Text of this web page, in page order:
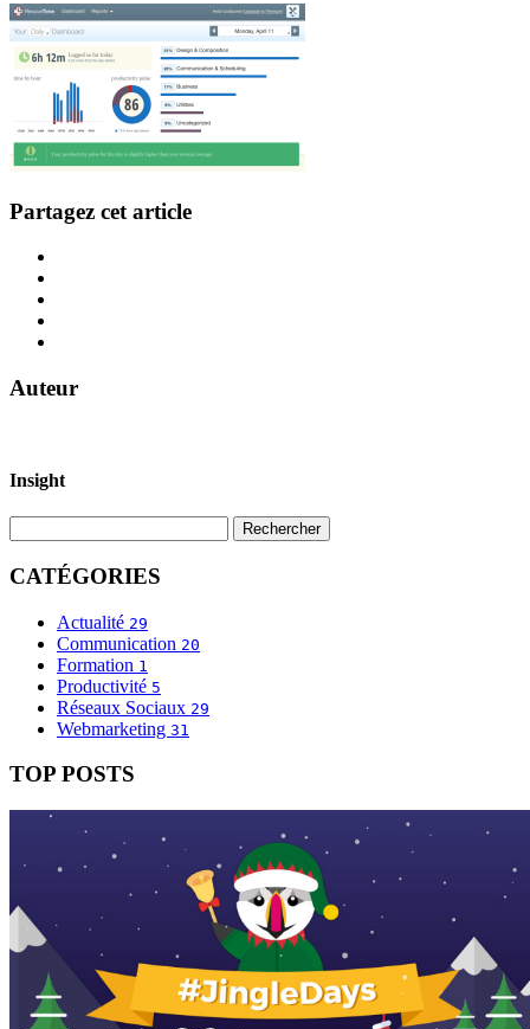
Partagez cet article
Auteur
Insight
CATÉGORIES
Actualité 29
Communication 20
Formation 1
Productivité 5
Réseaux Sociaux 29
Webmarketing 31
TOP POSTS